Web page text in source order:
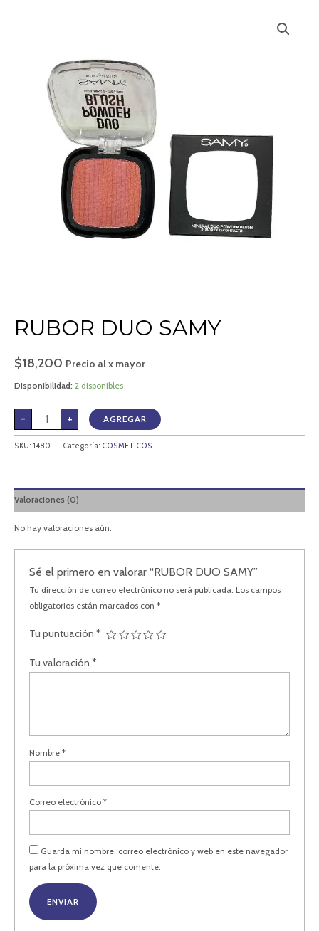
RUBOR DUO SAMY
$18,200 Precio al x mayor
Disponibilidad: 2 disponibles
- + AGREGAR
SKU: 1480 Categoría: COSMETICOS
Valoraciones (0)
No hay valoraciones aún.
Sé el primero en valorar “RUBOR DUO SAMY”
Tu dirección de correo electrónico no será publicada. Los campos
obligatorios están marcados con*
Tu puntuación*
Tu valoración*
Nombre*
Correo electrónico*
Guarda mi nombre, correo electrónico y web en este navegador
para la próxima vez que comente.